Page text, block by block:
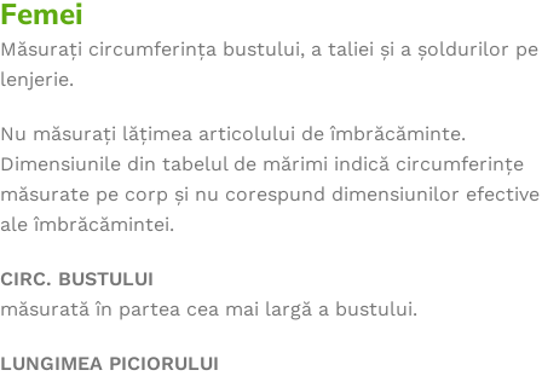
Femei
Măsurați circumferința bustului, a taliei și a șoldurilor pe
lenjerie.
Nu măsurați lățimea articolului de îmbrăcăminte.
Dimensiunile din tabelul de mărimi indică circumferințe
măsurate pe corp și nu corespund dimensiunilor efective
ale îmbrăcămintei.
CIRC. BUSTULUI
măsurată în partea cea mai largă a bustului.
LUNGIMEA PICIORULUI